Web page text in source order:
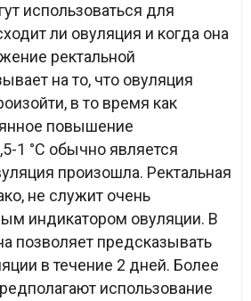
использоваться для
ли овуляция и когда она
ректальной
на то, что овуляция
в то время как
повышение
1 °С обычно является
произошла. Ректальная
не служит очень
индикатором овуляции. В
позволяет предсказывать
в течение 2 дней. Более
использование